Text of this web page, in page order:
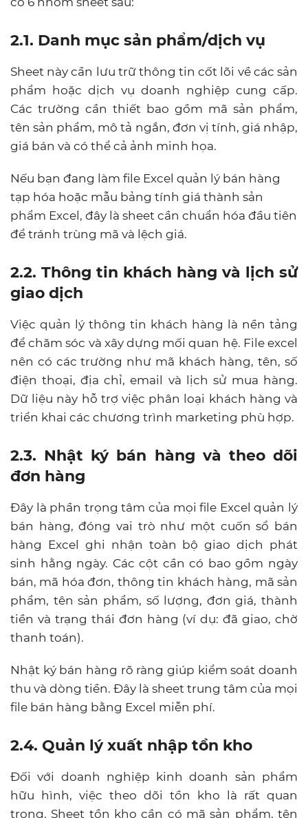
2.1. Danh mục sản phẩm/dịch vụ
Sheet này cần lưu trữ thông tin cốt lõi về các sản
phẩm hoặc dịch vụ doanh nghiệp cung cấp.
Các trường cần thiết bao gồm mã sản phẩm,
tên sản phẩm, mô tả ngắn, đơn vị tính, giá nhập,
giá bán và có thể cả ảnh minh họa.
Nếu bạn đang làm file Excel quản lý bán hàng
tạp hóa hoặc mẫu bảng tính giá thành sản
phẩm Excel, đây là sheet cần chuẩn hóa đầu tiên
để tránh trùng mã và lệch giá.
2.2. Thông tin khách hàng và lịch sử
giao dịch
Việc quản lý thông tin khách hàng là nền tảng
để chăm sóc và xây dựng mối quan hệ. File excel
nên có các trường như mã khách hàng, tên, số
điện thoại, địa chỉ, email và lịch sử mua hàng.
Dữ liệu này hỗ trợ việc phân loại khách hàng và
triển khai các chương trình marketing phù hợp.
2.3. Nhật ký bán hàng và theo dõi
đơn hàng
Đây là phần trọng tâm của mọi file Excel quản lý
bán hàng, đóng vai trò như một cuốn sổ bán
hàng Excel ghi nhận toàn bộ giao dịch phát
sinh hằng ngày. Các cột cần có bao gồm ngày
bán, mã hóa đơn, thông tin khách hàng, mã sản
phẩm, tên sản phẩm, số lượng, đơn giá, thành
tiền và trạng thái đơn hàng (ví dụ: đã giao, chờ
thanh toán).
Nhật ký bán hàng rõ ràng giúp kiểm soát doanh
thu và dòng tiền. Đây là sheet trung tâm của mọi
file bán hàng bằng Excel miễn phí.
2.4. Quản lý xuất nhập tồn kho
Đối với doanh nghiệp kinh doanh sản phẩm
hữu hình, việc theo dõi tồn kho là rất quan
trọng. Sheet tồn kho cần có mã sản phẩm, tên